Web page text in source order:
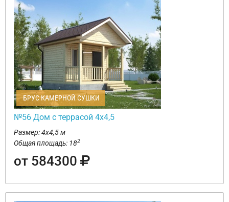
БРУС КАМЕРНОЙ СУШКИ
№56 Дом с террасой 4х4,5
Размер: 4х4,5 м
Общая площадь: 182
от 584300